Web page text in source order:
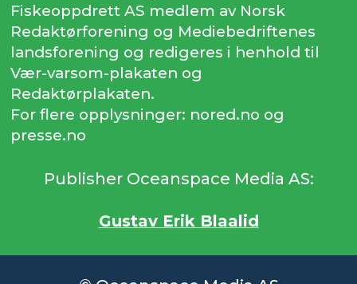
Fiskeoppdrett AS medlem av Norsk
Redaktørforening og Mediebedriftenes
landsforening og redigeres i henhold til
Vær-varsom-plakaten og
Redaktørplakaten.
For flere opplysninger: nored.no og
presse.no
Publisher Oceanspace Media AS:
Gustav Erik Blaalid